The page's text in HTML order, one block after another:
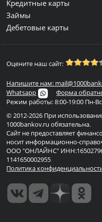
Кредитные карты
Займы
Дебетовые карты
Оцените наш сайт:
Напишите нам:
Whatsapp
Форма
Режим работы: 8:00-19:00 Пн-Вс
© 2012-2026 При
1000bankov.ru обязательна.
Сайт не предоставляет
носит информационно-
ООО "ОНЛАЙНС"
1141650002955
Политика